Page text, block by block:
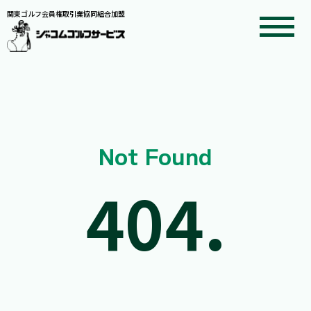
関東ゴルフ会員権取引業協同組合加盟
Not Found
404.